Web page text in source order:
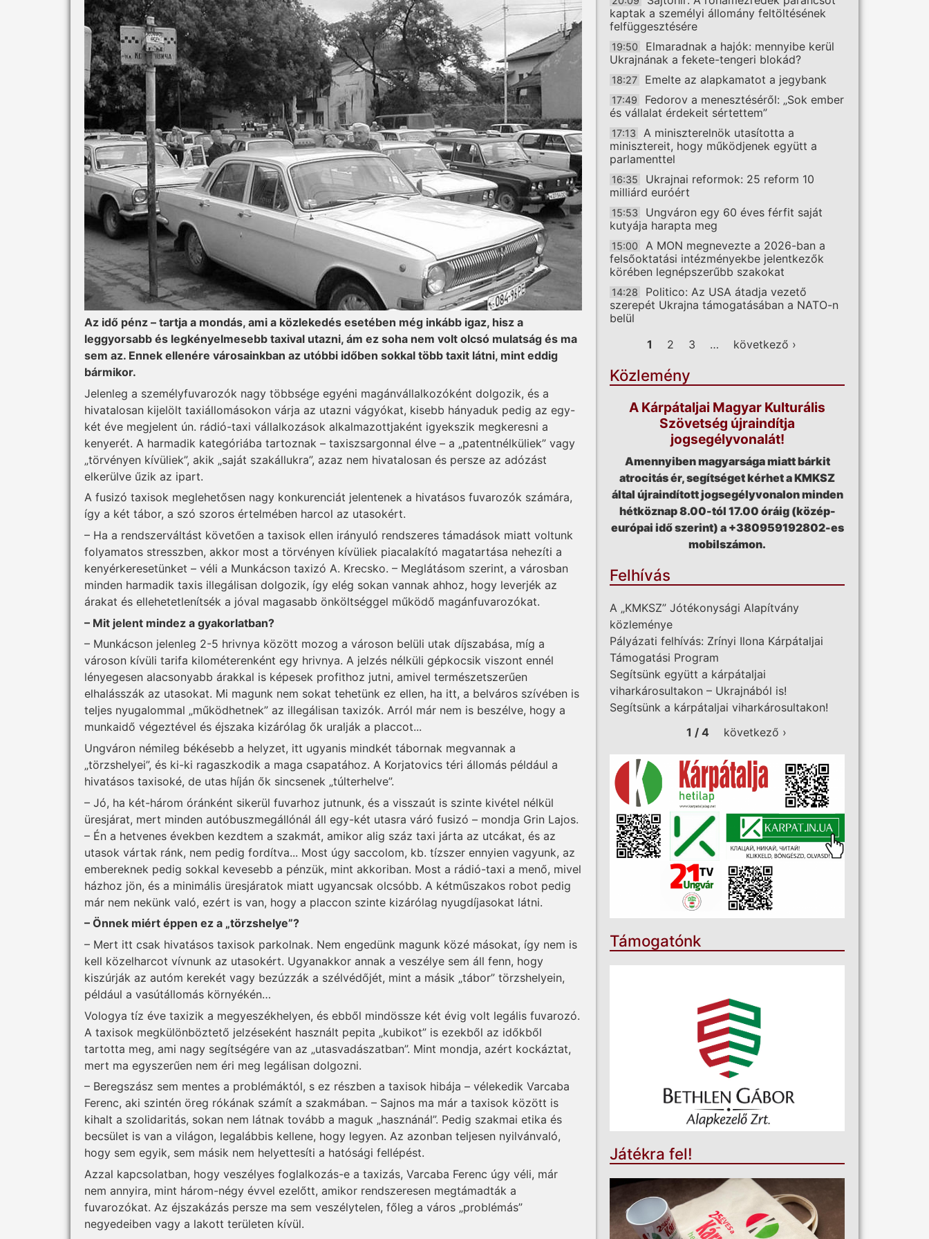
Az idő pénz – tartja a mondás, ami a közlekedés esetében még inkább igaz, hisz a
leggyorsabb és legkényelmesebb taxival utazni, ám ez soha nem volt olcsó mulatság és ma
sem az. Ennek ellenére városainkban az utóbbi időben sokkal több taxit látni, mint eddig
bármikor.
Jelenleg a személyfuvarozók nagy többsége egyéni magánvállalkozóként dolgozik, és a
hivatalosan kijelölt taxiállomásokon várja az utazni vágyókat, kisebb hányaduk pedig az egy-
két éve megjelent ún. rádió-taxi vállalkozások alkalmazottjaként igyekszik megkeresni a
kenyerét. A harmadik kategóriába tartoznak – taxiszsargonnal élve – a „patentnélküliek” vagy
„törvényen kívüliek”, akik „saját szakállukra”, azaz nem hivatalosan és persze az adózást
elkerülve űzik az ipart.
A fusizó taxisok meglehetősen nagy konkurenciát jelentenek a hivatásos fuvarozók számára,
így a két tábor, a szó szoros értelmében harcol az utasokért.
– Ha a rendszerváltást követően a taxisok ellen irányuló rendszeres támadások miatt voltunk
folyamatos stres­szben, akkor most a törvényen kívüliek piacalakító magatartása nehezíti a
kenyérkeresetünket – véli a Munkácson taxizó A. Krecsko. – Meglátásom szerint, a városban
minden harmadik taxis illegálisan dolgozik, így elég sokan vannak ahhoz, hogy leverjék az
árakat és ellehetetlenítsék a jóval magasabb önköltséggel működő magánfuvarozókat.
– Mit jelent mindez a gyakorlatban?
– Mun­­­kácson jelenleg 2-5 hriv­nya között mozog a városon belüli utak díjszabása, míg a
városon kívüli tarifa kilométerenként egy hriv­­nya. A jelzés nélküli gépkocsik viszont ennél
lényegesen alacsonyabb árak­kal is képesek profithoz jutni, amivel természetszerűen
elhalásszák az utasokat. Mi magunk nem sokat tehetünk ez ellen, ha itt, a belváros szívében is
teljes nyugalommal „működhetnek” az illegálisan taxizók. Arról már nem is beszélve, hogy a
munkaidő végeztével és éjszaka kizárólag ők uralják a placcot...
Ungváron némileg békésebb a helyzet, itt ugyanis mindkét tábornak megvannak a
„törzshelyei”, és ki-ki ragaszkodik a maga csapatához. A Korjatovics téri állomás például a
hivatásos taxisoké, de utas híján ők sincsenek „túlterhelve”.
– Jó, ha két-három óránként sikerül fuvarhoz jutnunk, és a visszaút is szinte kivétel nélkül
üresjárat, mert minden autóbuszmegállónál áll egy-két utasra váró fusizó – mondja Grin Lajos.
– Én a hetvenes években kezdtem a szakmát, amikor alig száz taxi járta az utcákat, és az
utasok vártak ránk, nem pedig fordítva... Most úgy saccolom, kb. tízszer ennyien vagyunk, az
embereknek pedig sokkal kevesebb a pénzük, mint akkoriban. Most a rádió-taxi a menő, mivel
házhoz jön, és a minimális üresjáratok miatt ugyancsak olcsóbb. A kétműszakos robot pedig
már nem nekünk való, ezért is van, hogy a placcon szinte kizárólag nyugdíjasokat látni.
– Önnek miért éppen ez a „törzshelye”?
– Mert itt csak hivatásos taxisok parkolnak. Nem engedünk magunk közé másokat, így nem is
kell közelharcot vívnunk az utasokért. Ugyanakkor annak a veszélye sem áll fenn, hogy
kiszúrják az autóm kerekét vagy bezúzzák a szélvédőjét, mint a másik „tábor” törzshelyein,
például a vasútállomás környékén…
Vologya tíz éve taxizik a megyeszékhelyen, és ebből min­d­össze két évig volt legális fuvarozó.
A taxisok megkülönböztető jelzéseként használt pepita „ku­bikot” is ezekből az időkből
tartotta meg, ami nagy segítségére van az „utasvadászatban”. Mint mondja, azért kockáztat,
mert ma egyszerűen nem éri meg legálisan dolgozni.
– Beregszász sem mentes a problémáktól, s ez részben a taxisok hibája – vélekedik Varcaba
Ferenc, aki szintén öreg rókának számít a szakmában. – Sajnos ma már a taxisok között is
kihalt a szolidaritás, sokan nem látnak tovább a maguk „hasznánál”. Pedig szakmai etika és
becsület is van a világon, legalábbis kellene, hogy legyen. Az azonban teljesen nyilvánvaló,
hogy sem egyik, sem másik nem helyettesíti a hatósági fellépést.
Azzal kapcsolatban, hogy veszélyes foglalkozás-e a taxizás, Var­­­caba Ferenc úgy véli, már
nem annyira, mint három-négy évvel ezelőtt, amikor rendszeresen megtámadták a
fuvarozókat. Az éjszakázás persze ma sem veszélytelen, főleg a város „problémás”
negyedeiben vagy a lakott területen kívül.
kaptak a személyi állomány feltöltésének
felfüggesztésére
19:50
Elmaradnak a hajók: mennyibe kerül
Ukrajnának a fekete-tengeri blokád?
18:27 Emelte az alapkamatot a jegybank
17:49
Fedorov a menesztéséről: „Sok ember
és vállalat érdekeit sértettem”
17:13
A miniszterelnök utasította a
minisztereit, hogy működjenek együtt a
parlamenttel
16:35
Ukrajnai reformok: 25 reform 10
milliárd euróért
15:53
Ungváron egy 60 éves férfit saját
kutyája harapta meg
15:00
A MON megnevezte a 2026-ban a
felsőoktatási intézményekbe jelentkezők
körében legnépszerűbb szakokat
14:28
Politico: Az USA átadja vezető
szerepét Ukrajna támogatásában a NATO-n
belül
Oldalak
1 2 3 … következő ›
Közlemény
A Kárpátaljai Magyar Kulturális
Szövetség újraindítja
jogsegélyvonalát!
Amennyiben magyarsága miatt bárkit
atrocitás ér, segítséget kérhet a KMKSZ
által újraindított jogsegélyvonalon minden
hétköznap 8.00-tól 17.00 óráig (közép-
európai idő szerint) a +380959192802-es
mobilszámon.
Felhívás
A „KMKSZ” Jótékonysági Alapítvány
közleménye
Pályázati felhívás: Zrínyi Ilona Kárpátaljai
Támogatási Program
Segítsünk együtt a kárpátaljai
viharkárosultakon – Ukrajnából is!
Segítsünk a kárpátaljai viharkárosultakon!
1 / 4
következő ›
Támogatónk
Játékra fel!